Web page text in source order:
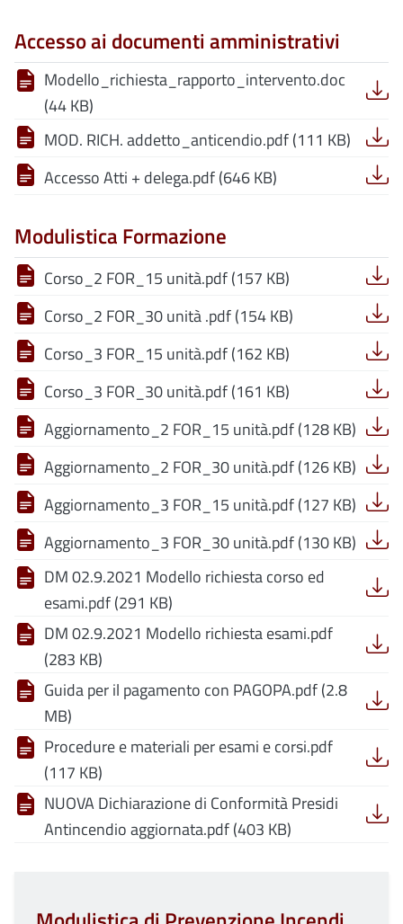
Accesso ai documenti amministrativi
Modello_richiesta_rapporto_intervento.doc
(44 KB)
MOD. RICH. addetto_anticendio.pdf (111 KB)
Accesso Atti + delega.pdf (646 KB)
Modulistica Formazione
Corso_2 FOR_15 unità.pdf (157 KB)
Corso_2 FOR_30 unità .pdf (154 KB)
Corso_3 FOR_15 unità.pdf (162 KB)
Corso_3 FOR_30 unità.pdf (161 KB)
Aggiornamento_2 FOR_15 unità.pdf (128 KB)
Aggiornamento_2 FOR_30 unità.pdf (126 KB)
Aggiornamento_3 FOR_15 unità.pdf (127 KB)
Aggiornamento_3 FOR_30 unità.pdf (130 KB)
DM 02.9.2021 Modello richiesta corso ed
esami.pdf (291 KB)
DM 02.9.2021 Modello richiesta esami.pdf
(283 KB)
Guida per il pagamento con PAGOPA.pdf (2.8
MB)
Procedure e materiali per esami e corsi.pdf
(117 KB)
NUOVA Dichiarazione di Conformità Presidi
Antincendio aggiornata.pdf (403 KB)